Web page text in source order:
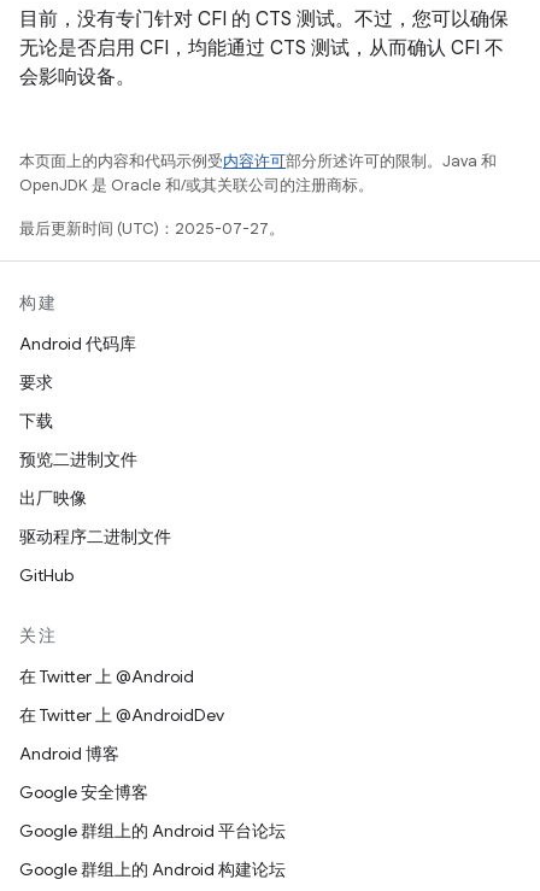
目前，没有专门针对 CFI 的 CTS 测试。不过，您可以确保
无论是否启用 CFI，均能通过 CTS 测试，从而确认 CFI 不
会影响设备。
本页面上的内容和代码示例受内容许可部分所述许可的限制。Java 和
OpenJDK 是 Oracle 和/或其关联公司的注册商标。
最后更新时间 (UTC)：2025-07-27。
构建
Android 代码库
要求
下载
预览二进制文件
出厂映像
驱动程序二进制文件
GitHub
关注
在 Twitter 上 @Android
在 Twitter 上 @AndroidDev
Android 博客
Google 安全博客
Google 群组上的 Android 平台论坛
Google 群组上的 Android 构建论坛